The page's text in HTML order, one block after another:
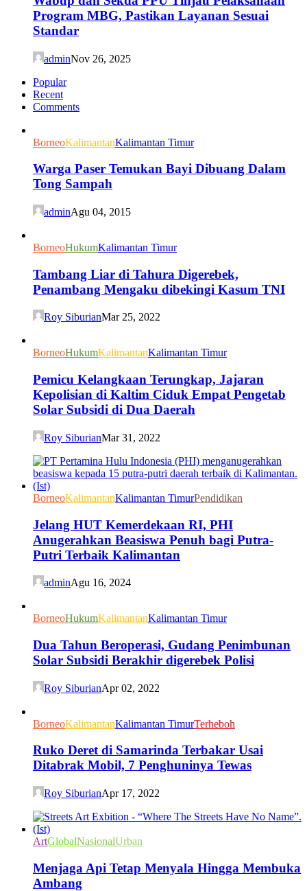
Program MBG, Pastikan Layanan Sesuai
Standar
adminNov 26, 2025
Popular
Recent
Comments
BorneoKalimantanKalimantan Timur
Warga Paser Temukan Bayi Dibuang Dalam
Tong Sampah
adminAgu 04, 2015
BorneoHukumKalimantan Timur
Tambang Liar di Tahura Digerebek,
Penambang Mengaku dibekingi Kasum TNI
Roy SiburianMar 25, 2022
BorneoHukumKalimantanKalimantan Timur
Pemicu Kelangkaan Terungkap, Jajaran
Kepolisian di Kaltim Ciduk Empat Pengetab
Solar Subsidi di Dua Daerah
Roy SiburianMar 31, 2022
BorneoKalimantanKalimantan TimurPendidikan
Jelang HUT Kemerdekaan RI, PHI
Anugerahkan Beasiswa Penuh bagi Putra-
Putri Terbaik Kalimantan
adminAgu 16, 2024
BorneoHukumKalimantanKalimantan Timur
Dua Tahun Beroperasi, Gudang Penimbunan
Solar Subsidi Berakhir digerebek Polisi
Roy SiburianApr 02, 2022
BorneoKalimantanKalimantan TimurTerheboh
Ruko Deret di Samarinda Terbakar Usai
Ditabrak Mobil, 7 Penghuninya Tewas
Roy SiburianApr 17, 2022
ArtGlobalNasionalUrban
Menjaga Api Tetap Menyala Hingga Membuka
Ambang